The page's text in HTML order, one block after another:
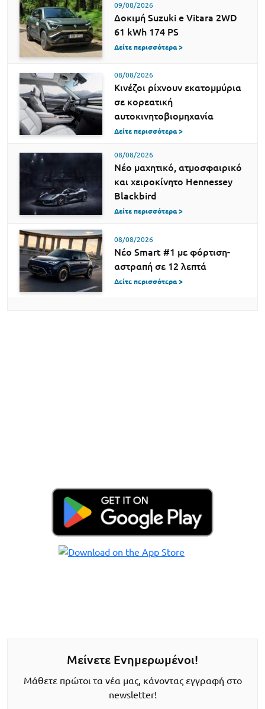
09/08/2026
Δοκιμή Suzuki e Vitara 2WD
61 kWh 174 PS
Δείτε περισσότερα >
08/08/2026
Κινέζοι ρίχνουν εκατομμύρια
σε κορεατική
αυτοκινητοβιομηχανία
Δείτε περισσότερα >
08/08/2026
Νέο μαχητικό, ατμοσφαιρικό
και χειροκίνητο Hennessey
Blackbird
Δείτε περισσότερα >
08/08/2026
Νέο Smart #1 με φόρτιση-
αστραπή σε 12 λεπτά
Δείτε περισσότερα >
Μείνετε Ενημερωμένοι!
Μάθετε πρώτοι τα νέα μας, κάνοντας εγγραφή στο
newsletter!